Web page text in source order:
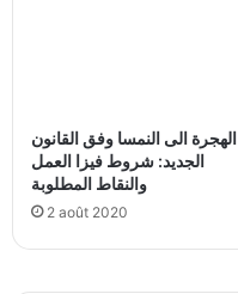
الهجرة الى النمسا وفق القانون
الجديد: شروط فيزا العمل
والنقاط المطلوبة
2 août 2020